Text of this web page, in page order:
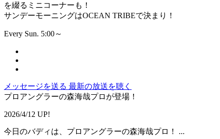
を綴るミニコーナーも！
サンデーモーニングはOCEAN TRIBEで決まり！
Every Sun. 5:00～
メッセージを送る 最新の放送を聴く
プロアングラーの森海哉プロが登場！
2026/4/12 UP!
今日のバディは、プロアングラーの森海哉プロ！ ...